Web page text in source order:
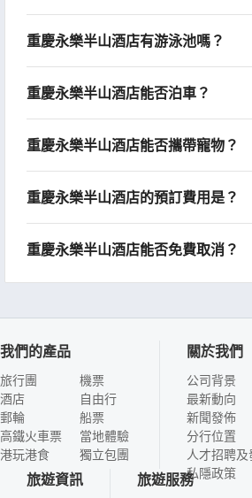
重慶永樂半山酒店有游泳池嗎？
重慶永樂半山酒店能否泊車？
重慶永樂半山酒店能否攜帶寵物？
重慶永樂半山酒店的預訂費用是？
重慶永樂半山酒店能否免費取消？
我們的產品
旅行團
酒店
郵輪
高鐵火車票
港玩港食
機票
自由行
船票
當地體驗
獨立包團
關於我們
公司背景
最新動向
新聞發佈
分行位置
人才招聘及
私隱政策
旅遊資訊 旅遊服務